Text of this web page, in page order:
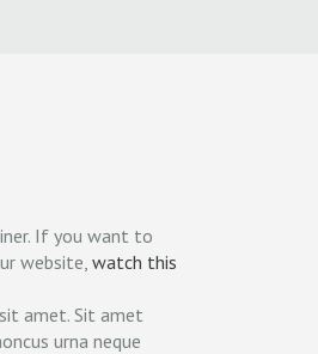
If you want to
website,watch this
amet. Sit amet
urna neque